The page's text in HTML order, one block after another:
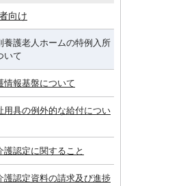
向け
養護老人ホームの特例入所
いて
情報基盤について
用具の例外的な給付につい
護認定に関すること
護認定資料の請求及び進捗